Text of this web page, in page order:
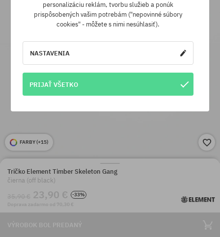
FARBY (+15)
Tričko Element Timber Skeleton Gang
čierna (off black)
35,90 € 23,90 €
-33%
Doprava zadarmo od 70,30 €
VÝROBOK BOL PREDANÝ
personalizáciu reklám, tvorbu služieb a ponúk
prispôsobených vašim potrebám ("nepovinné súbory
cookies" - môžete s nimi nesúhlasiť).
NASTAVENIA
PRIJAŤ VŠETKO